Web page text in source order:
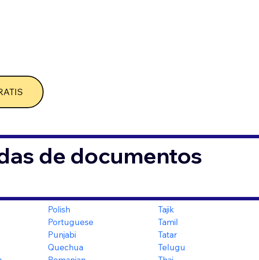
de documentos
Polish
Portuguese
Punjabi
Quechua
Tajik
Tamil
Tatar
Telugu